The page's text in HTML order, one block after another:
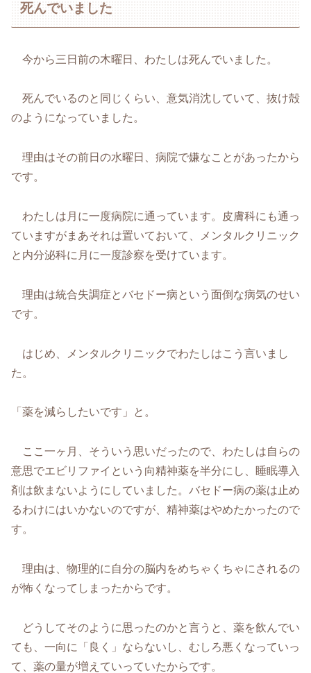
死んでいました
今から三日前の木曜日、わたしは死んでいました。
死んでいるのと同じくらい、意気消沈していて、抜け殻
のようになっていました。
理由はその前日の水曜日、病院で嫌なことがあったから
です。
わたしは月に一度病院に通っています。皮膚科にも通っ
ていますがまあそれは置いておいて、メンタルクリニック
と内分泌科に月に一度診察を受けています。
理由は統合失調症とバセドー病という面倒な病気のせい
です。
はじめ、メンタルクリニックでわたしはこう言いまし
た。
「薬を減らしたいです」と。
ここ一ヶ月、そういう思いだったので、わたしは自らの
意思でエビリファイという向精神薬を半分にし、睡眠導入
剤は飲まないようにしていました。バセドー病の薬は止め
るわけにはいかないのですが、精神薬はやめたかったので
す。
理由は、物理的に自分の脳内をめちゃくちゃにされるの
が怖くなってしまったからです。
どうしてそのように思ったのかと言うと、薬を飲んでい
ても、一向に「良く」ならないし、むしろ悪くなっていっ
て、薬の量が増えていっていたからです。